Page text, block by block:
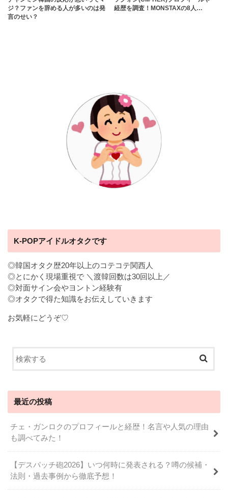
ジ？ファンを辞める人が多いのは発
言のせい？
経歴を調査！MONSTAXの8人…
K-POPアイドルオタクです
◎韓国オタク歴20年以上のコテコテ関西人
◎とにかく現場重視で ＼渡韓回数は30回以上／
◎対面サイン会やヨントン経験有
◎オタクで得た知識をお伝えしていきます
お気軽にどうぞ♡
最近の投稿
チェ・ガンロクのプロフィールと経歴！名言や人気の理由
も調べてみた！
【デスパッチ砲2026】いつ何時に発表される？噂の候補・
法則・過去事例から徹底予想！